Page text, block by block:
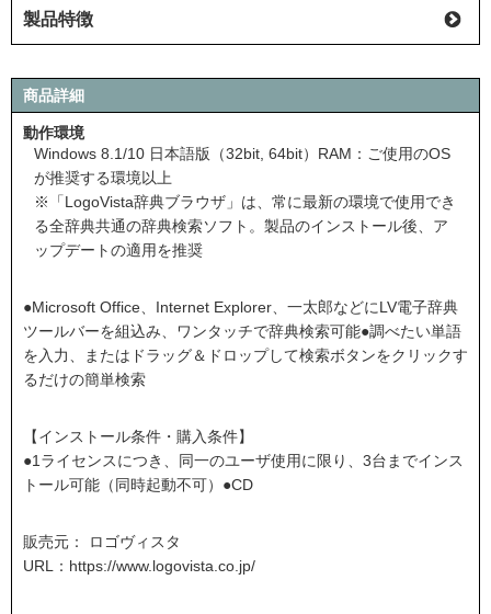
製品特徴
商品詳細
動作環境
Windows 8.1/10 日本語版（32bit, 64bit）RAM：ご使用のOS
が推奨する環境以上
※「LogoVista辞典ブラウザ」は、常に最新の環境で使用でき
る全辞典共通の辞典検索ソフト。製品のインストール後、ア
ップデートの適用を推奨
●Microsoft Office、Internet Explorer、一太郎などにLV電子辞典
ツールバーを組込み、ワンタッチで辞典検索可能●調べたい単語
を入力、またはドラッグ＆ドロップして検索ボタンをクリックす
るだけの簡単検索
【インストール条件・購入条件】
●1ライセンスにつき、同一のユーザ使用に限り、3台までインス
トール可能（同時起動不可）●CD
販売元： ロゴヴィスタ
URL： https://www.logovista.co.jp/